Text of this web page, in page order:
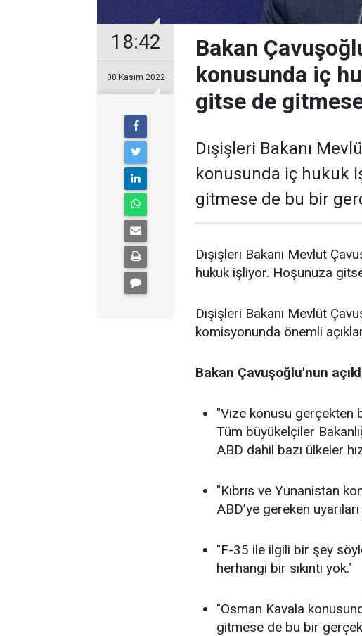
18:42
08 Kasım 2022
Bakan
konusunda iç
gitse de
Dışişleri Bakanı
konusunda iç hukuk
gitmese de bu bir
Dışişleri Bakanı Mevlüt
hukuk işliyor. Hoşunuza
Dışişleri Bakanı Mevlüt
komisyonunda önemli
Bakan Çavuşoğlu'nun
"Vize konusu gerçekten
Tüm büyükelçiler
ABD dahil bazı ülkeler
"Kıbrıs ve Yunanistan
ABD’ye gereken uyarıları
"F-35 ile ilgili bir şey
herhangi bir sıkıntı yok."
"Osman Kavala
gitmese de bu bir